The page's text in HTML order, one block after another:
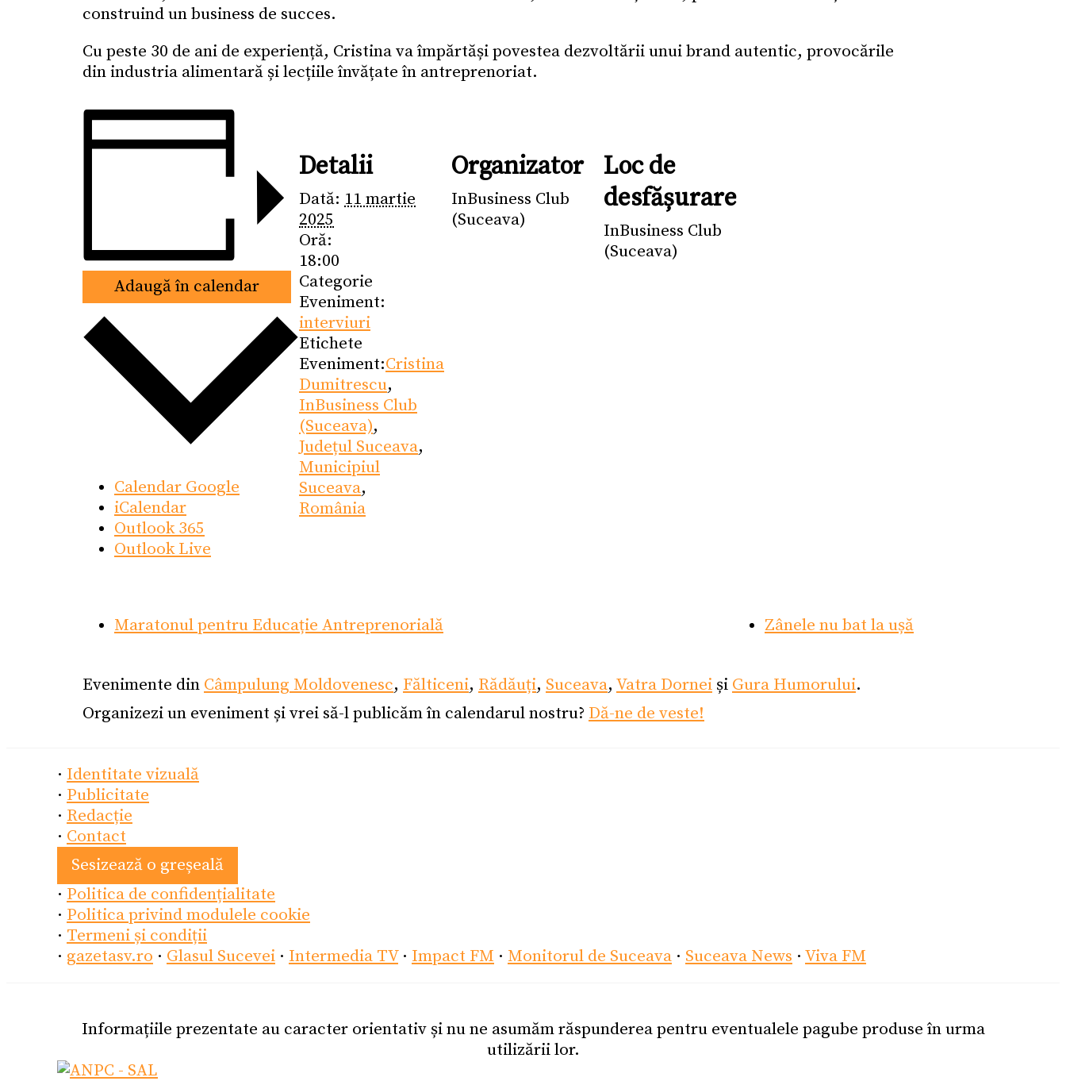
construind un business de succes.
Cu peste 30 de ani de experiență, Cristina va împărtăși povestea dezvoltării unui brand autentic, provocările
din industria alimentară și lecțiile învățate în antreprenoriat.
Adaugă în calendar
Calendar Google
iCalendar
Outlook 365
Outlook Live
Detalii
Dată: 11 martie
2025
Oră:
18:00
Categorie
Eveniment:
interviuri
Etichete
Eveniment:Cristina
Dumitrescu,
InBusiness Club
(Suceava),
Județul Suceava,
Municipiul
Suceava,
România
Organizator
InBusiness Club
(Suceava)
Loc de
desfășurare
InBusiness Club
(Suceava)
Maratonul pentru Educație Antreprenorială Zânele nu bat la ușă
Evenimente din Câmpulung Moldovenesc, Fălticeni, Rădăuți, Suceava, Vatra Dornei și Gura Humorului.
Organizezi un eveniment și vrei să-l publicăm în calendarul nostru? Dă-ne de veste!
· Identitate vizuală
· Publicitate
· Redacție
· Contact
Sesizează o greșeală
· Politica de confidențialitate
· Politica privind modulele cookie
· Termeni și condiții
· gazetasv.ro · Glasul Sucevei · Intermedia TV· Impact FM · Monitorul de Suceava · Suceava News · Viva FM
Informațiile prezentate au caracter orientativ și nu ne asumăm răspunderea pentru eventualele pagube produse în urma
utilizării lor.